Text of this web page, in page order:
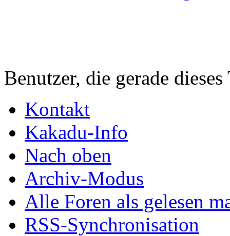
Benutzer, die gerade
Kontakt
Kakadu-Info
Nach oben
Archiv-Modus
Alle Foren als gelesen
RSS-Synchronisation